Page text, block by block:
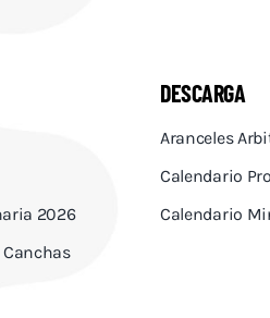
2026
DESCARGA
Aranceles
Calendario
Calendario